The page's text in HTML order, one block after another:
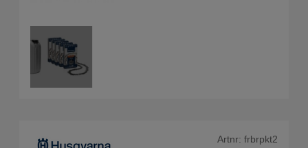
Artnr: frbrpkt2